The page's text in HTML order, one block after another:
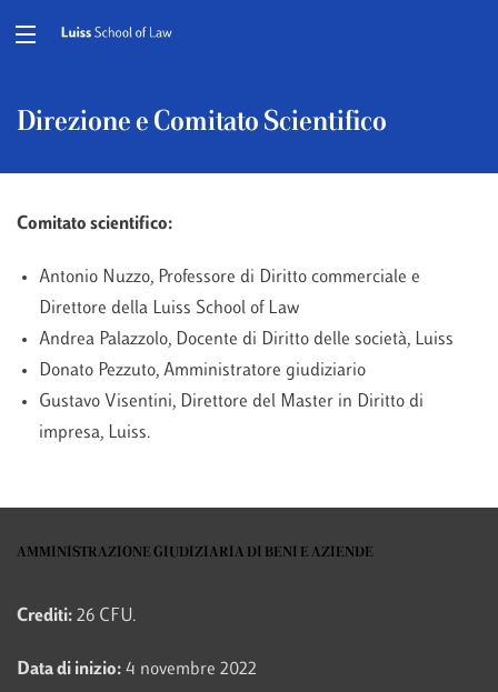
Direzione e Comitato Scientifico
Comitato scientifico:
Antonio Nuzzo, Professore di Diritto commerciale e
Direttore della Luiss School of Law
Andrea Palazzolo, Docente di Diritto delle società, Luiss
Donato Pezzuto, Amministratore giudiziario
Gustavo Visentini, Direttore del Master in Diritto di
impresa, Luiss.
AMMINISTRAZIONE GIUDIZIARIA DI BENI E AZIENDE
Crediti:26 CFU.
Data di inizio:4 novembre 2022